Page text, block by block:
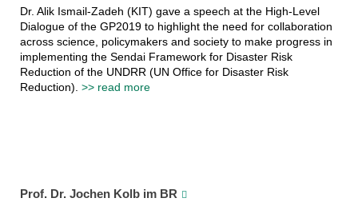
Dr. Alik Ismail-Zadeh (KIT) gave a speech at the High-Level
Dialogue of the GP2019 to highlight the need for collaboration
across science, policymakers and society to make progress in
implementing the Sendai Framework for Disaster Risk
Reduction of the UNDRR (UN Office for Disaster Risk
Reduction). >> read more
Prof. Dr. Jochen Kolb im BR